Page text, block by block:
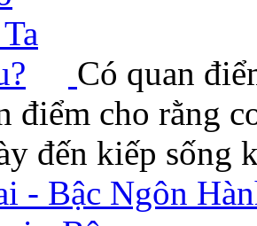
Có quan
điểm cho rằng
đến kiếp
- Bậc Ngôn